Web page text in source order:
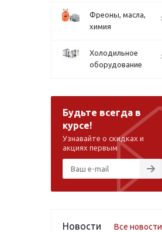
Фреоны, масла,
химия
Холодильное
оборудование
Будьте всегда в
курсе!
Узнавайте о скидках и
акциях первым
Новости Все новости